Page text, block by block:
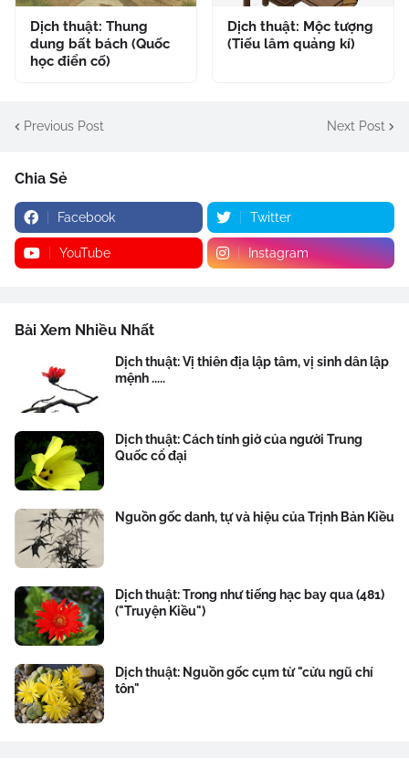
Dịch thuật: Thung
dung bất bách (Quốc
học điển cố)
Dịch thuật: Mộc tượng
(Tiếu lâm quảng kí)
Previous Post Next Post
Chia Sẻ
Facebook Twitter
YouTube Instagram
Bài Xem Nhiều Nhất
Dịch thuật: Vị thiên địa lập tâm, vị sinh dân lập
mệnh .....
Dịch thuật: Cách tính giờ của người Trung
Quốc cổ đại
Nguồn gốc danh, tự và hiệu của Trịnh Bản Kiều
Dịch thuật: Trong như tiếng hạc bay qua (481)
("Truyện Kiều")
Dịch thuật: Nguồn gốc cụm từ "cửu ngũ chí
tôn"